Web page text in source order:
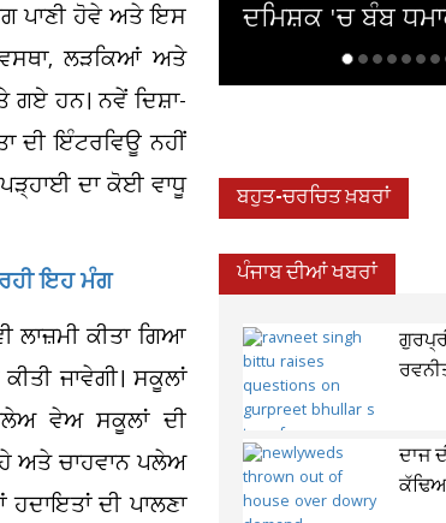
ਪਾਣੀ ਹੋਵੇ ਅਤੇ ਇਸ
ਲੜਕਿਆਂ ਅਤੇ
ਗਏ ਹਨ। ਨਵੇਂ ਦਿਸ਼ਾ-
ਦੀ ਇੰਟਰਵਿਊ ਨਹੀਂ
ਦਾ ਕੋਈ ਵਾਧੂ
ਇਹ ਮੰਗ
ਲਾਜ਼ਮੀ ਕੀਤਾ ਗਿਆ
ਜਾਵੇਗੀ। ਸਕੂਲਾਂ
ਵੇਅ ਸਕੂਲਾਂ ਦੀ
ਅਤੇ ਚਾਹਵਾਨ ਪਲੇਅ
ਦੀ ਪਾਲਣਾ
ਧਮਾਕਾ, 14 ਲੋਕ ਜ਼ਖਮੀ
ਬਹੁਤ-ਚਰਚਿਤ ਖ਼ਬਰਾਂ
ਪੰਜਾਬ ਦੀਆਂ ਖਬਰਾਂ
ਦਾਜ